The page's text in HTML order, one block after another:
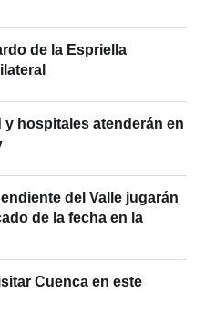
de la Espriella
hospitales atenderán en
del Valle jugarán
de la fecha en la
Cuenca en este